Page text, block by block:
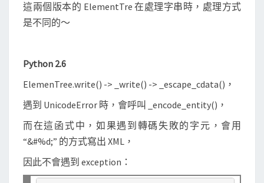
這兩個版本的 ElementTre 在處理字串時，處理方式
是不同的～
Python 2.6
ElemenTree.write() -> _write() -> _escape_cdata()，
遇到 UnicodeError 時，會呼叫 _encode_entity()，
而在這函式中，如果遇到轉碼失敗的字元，會用
“&#%d;” 的方式寫出 XML，
因此不會遇到 exception：